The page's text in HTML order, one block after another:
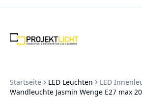
Zum Inhalt springen
Startseite LED Leuchten
LED
Wandleuchte Jasmin Wenge E27 max